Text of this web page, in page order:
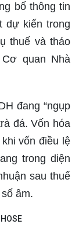
bố thông tin
dự kiến trong
thuế và tháo
quan Nhà
đang “ngụp
đá. Vốn hóa
vốn điều lệ
trong diện
sau thuế
âm.